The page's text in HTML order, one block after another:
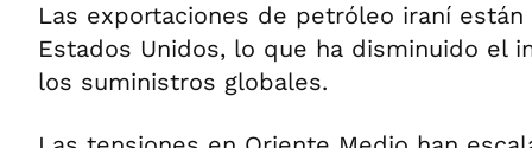
Las exportaciones de petróleo iraní están
Estados Unidos, lo que ha disminuido el
los suministros globales.